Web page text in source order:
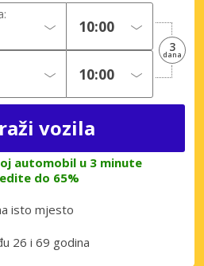
3
dana
automobil u 3 minute
do 65%
isto mjesto
26 i 69 godina